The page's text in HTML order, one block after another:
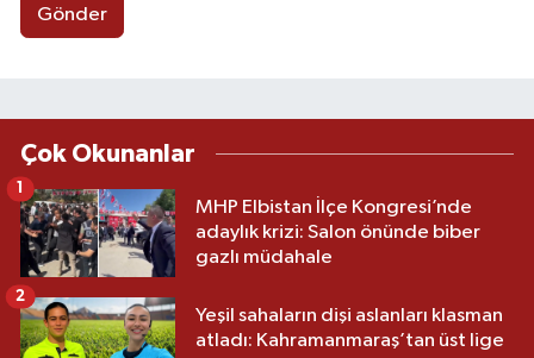
Gönder
Çok Okunanlar
MHP Elbistan İlçe Kongresi’nde
adaylık krizi: Salon önünde biber
gazlı müdahale
Yeşil sahaların dişi aslanları klasman
atladı: Kahramanmaraş’tan üst lige
2